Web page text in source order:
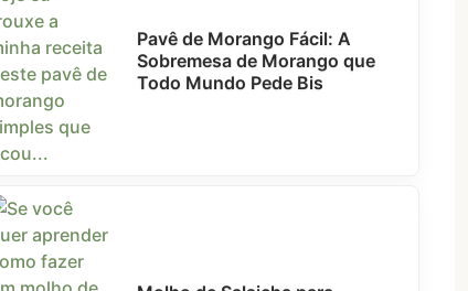
Pavê de Morango Fácil: A
Sobremesa de Morango que
Todo Mundo Pede Bis